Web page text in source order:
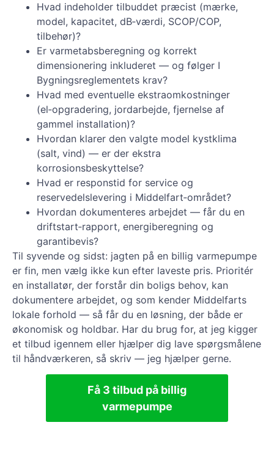
Hvad indeholder tilbuddet præcist (mærke,
model, kapacitet, dB‑værdi, SCOP/COP,
tilbehør)?
Er varmetabsberegning og korrekt
dimensionering inkluderet — og følger I
Bygningsreglementets krav?
Hvad med eventuelle ekstraomkostninger
(el‑opgradering, jordarbejde, fjernelse af
gammel installation)?
Hvordan klarer den valgte model kystklima
(salt, vind) — er der ekstra
korrosionsbeskyttelse?
Hvad er responstid for service og
reservedelslevering i Middelfart‑området?
Hvordan dokumenteres arbejdet — får du en
driftstart‑rapport, energiberegning og
garantibevis?
Til syvende og sidst: jagten på en billig varmepumpe
er fin, men vælg ikke kun efter laveste pris. Prioritér
en installatør, der forstår din boligs behov, kan
dokumentere arbejdet, og som kender Middelfarts
lokale forhold — så får du en løsning, der både er
økonomisk og holdbar. Har du brug for, at jeg kigger
et tilbud igennem eller hjælper dig lave spørgsmålene
til håndværkeren, så skriv — jeg hjælper gerne.
Få 3 tilbud på billig
varmepumpe